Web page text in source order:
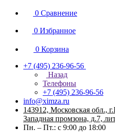
0 Сравнение
0 Избранное
0 Корзина
+7 (495) 236-96-56
Назад
Телефоны
+7 (495) 236-96-56
info@ximza.ru
143912, Московская обл.,
Западная промзона, д.7,
Пн. – Пт.: с 9:00 до 18:00